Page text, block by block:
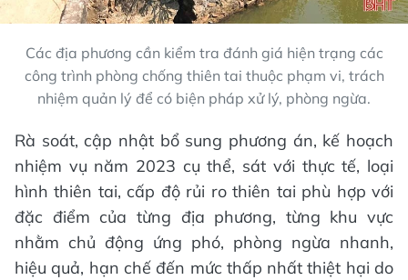
Các địa phương cần kiểm tra đánh giá hiện trạng các
công trình phòng chống thiên tai thuộc phạm vi, trách
nhiệm quản lý để có biện pháp xử lý, phòng ngừa.
Rà soát, cập nhật bổ sung phương án, kế hoạch
nhiệm vụ năm 2023 cụ thể, sát với thực tế, loại
hình thiên tai, cấp độ rủi ro thiên tai phù hợp với
đặc điểm của từng địa phương, từng khu vực
nhằm chủ động ứng phó, phòng ngừa nhanh,
hiệu quả, hạn chế đến mức thấp nhất thiệt hại do